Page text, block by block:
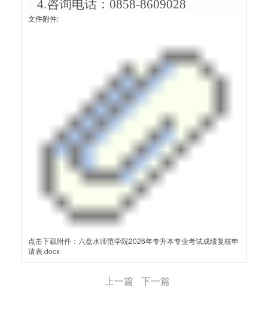
4.咨询电话：0858-8609028
文件附件:
点击下载附件：六盘水师范学院2026年专升本专业考试成绩复核申
请表.docx
上一篇 下一篇